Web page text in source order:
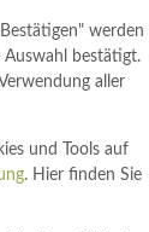
werden
Auswahl bestätigt.
aller
und Tools auf
. Hier finden Sie